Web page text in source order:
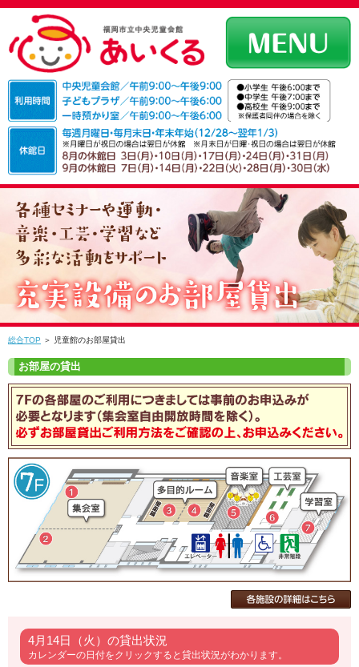
総合TOP ＞ 児童館のお部屋貸出
4月14日（火）の貸出状況
カレンダーの日付をクリックすると貸出状況がわかります。